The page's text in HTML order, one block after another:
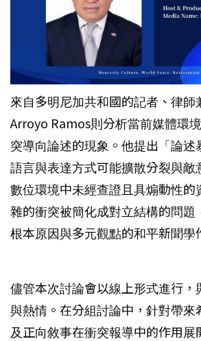
來自多明尼加共和國的記者、律
Arroyo Ramos則分析當前媒體環
突導向論述的現象。他提出「論述
語言與表達方式可能擴散分裂與敵
數位環境中未經查證且具煽動性的
雜的衝突被簡化成對立結構的問題
根本原因與多元觀點的和平新聞學
儘管本次討論會以線上形式進行，
與熱情。在分組討論中，針對帶來
及正向敘事在衝突報導中的作用展